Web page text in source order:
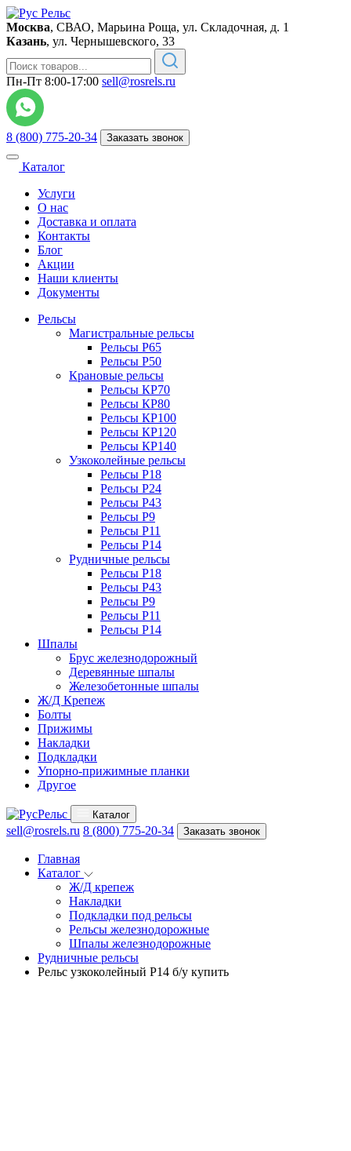
Москва, СВАО, Марьина Роща, ул. Складочная, д. 1
Казань, ул. Чернышевского, 33
Пн-Пт 8:00-17:00 sell@rosrels.ru
8 (800) 775-20-34 Заказать звонок
Каталог
Услуги
О нас
Доставка и оплата
Контакты
Блог
Акции
Наши клиенты
Документы
Рельсы
Магистральные рельсы
Рельсы Р65
Рельсы Р50
Крановые рельсы
Рельсы КР70
Рельсы КР80
Рельсы КР100
Рельсы КР120
Рельсы КР140
Узкоколейные рельсы
Рельсы Р18
Рельсы Р24
Рельсы Р43
Рельсы Р9
Рельсы Р11
Рельсы Р14
Рудничные рельсы
Рельсы Р18
Рельсы Р43
Рельсы Р9
Рельсы Р11
Рельсы Р14
Шпалы
Брус железнодорожный
Деревянные шпалы
Железобетонные шпалы
Ж/Д Крепеж
Болты
Прижимы
Накладки
Подкладки
Упорно-прижимные планки
Другое
Каталог
sell@rosrels.ru 8 (800) 775-20-34 Заказать звонок
Главная
Каталог
Ж/Д крепеж
Накладки
Подкладки под рельсы
Рельсы железнодорожные
Шпалы железнодорожные
Рудничные рельсы
Рельс узкоколейный Р14 б/у купить